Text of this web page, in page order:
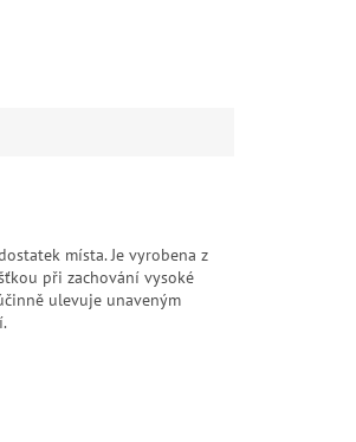
místa. Je vyrobena z
při zachování vysoké
ulevuje unaveným